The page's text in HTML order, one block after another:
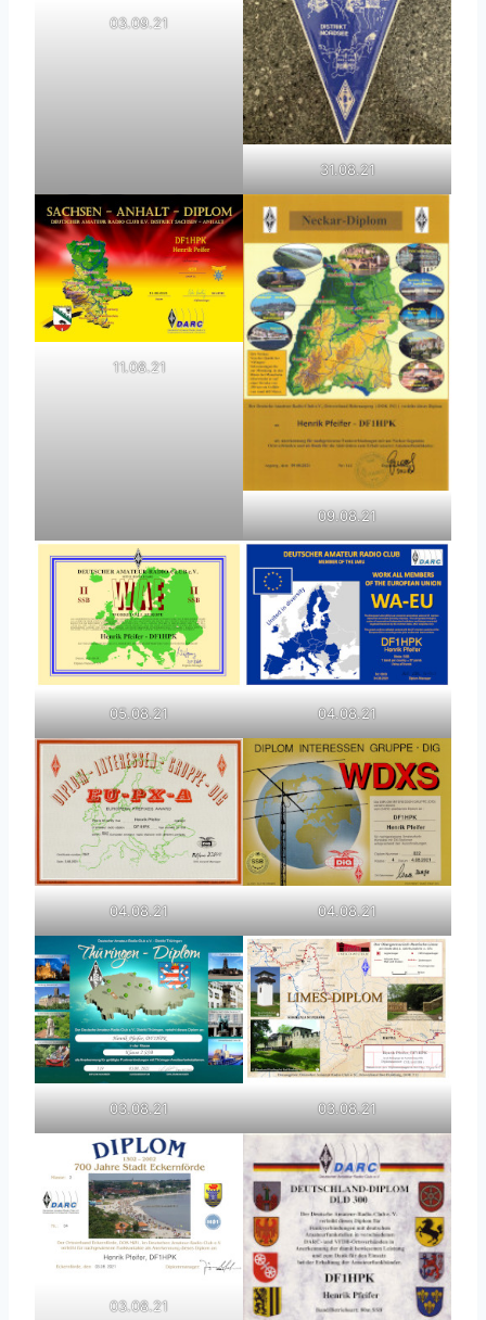
03.09.21
31.08.21
11.08.21
09.08.21
05.08.21 04.08.21
04.08.21 04.08.21
03.08.21 03.08.21
03.08.21